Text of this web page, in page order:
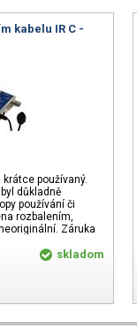
kabelu IR C -
používaný.
důkladně
používání či
rozbalením,
Záruka
skladom